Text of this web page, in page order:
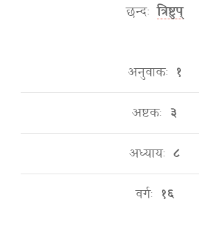
छन्दः त्रिष्टुप्
अनुवाकः १
अष्टकः ३
अध्यायः ८
वर्गः १६